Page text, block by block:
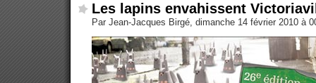
Les lapins envahissent
Par Jean-Jacques Birgé, dimanche 14 février 2010 à